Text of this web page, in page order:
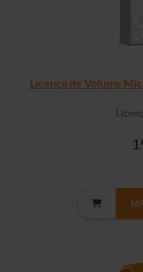
Licença de Volume